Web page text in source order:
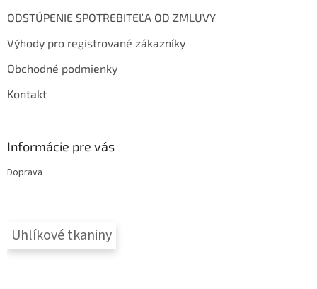
ODSTÚPENIE SPOTREBITEĽA OD ZMLUVY
Výhody pro registrované zákazníky
Obchodné podmienky
Kontakt
Informácie pre vás
Doprava
Uhlíkové tkaniny